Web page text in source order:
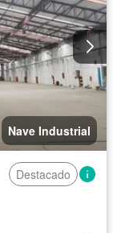
Nave Industrial
Destacado